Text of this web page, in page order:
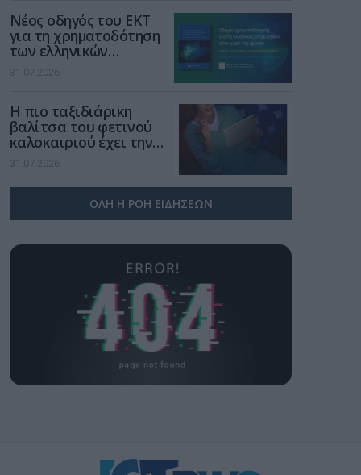
Νέος οδηγός του ΕΚΤ
για τη χρηματοδότηση
των ελληνικών
επιχειρήσεων στον
χώρο της άμυνας
31.07.2026
Η πιο ταξιδιάρικη
βαλίτσα του φετινού
καλοκαιριού έχει την
υπογραφή της Xiaomi
31.07.2026
ΟΛΗ Η ΡΟΗ ΕΙΔΗΣΕΩΝ